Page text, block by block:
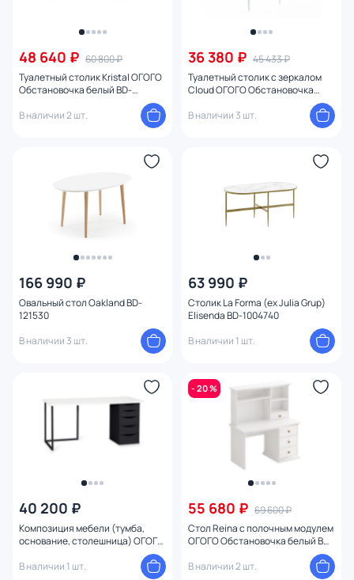
48 640 ₽ 60 800 ₽
Туалетный столик Kristal ОГОГО
Обстановочка белый BD-
В наличии 2 шт.
36 380 ₽ 45 433 ₽
Туалетный столик с зеркалом
Cloud ОГОГО Обстановочка
В наличии 3 шт.
166 990 ₽
Овальный стол Oakland BD-
121530
В наличии 3 шт.
63 990 ₽
Столик La Forma (ex Julia Grup)
Elisenda BD-1004740
В наличии 1 шт.
40 200 ₽
Композиция мебели (тумба,
основание, столешница) ОГОГО
Обстановочка Board 1800х700
BD-1743965
В наличии 1 шт.
- 20 %
55 680 ₽ 69 600 ₽
Стол Reina с полочным модулем
ОГОГО Обстановочка белый BD-
В наличии 2 шт.